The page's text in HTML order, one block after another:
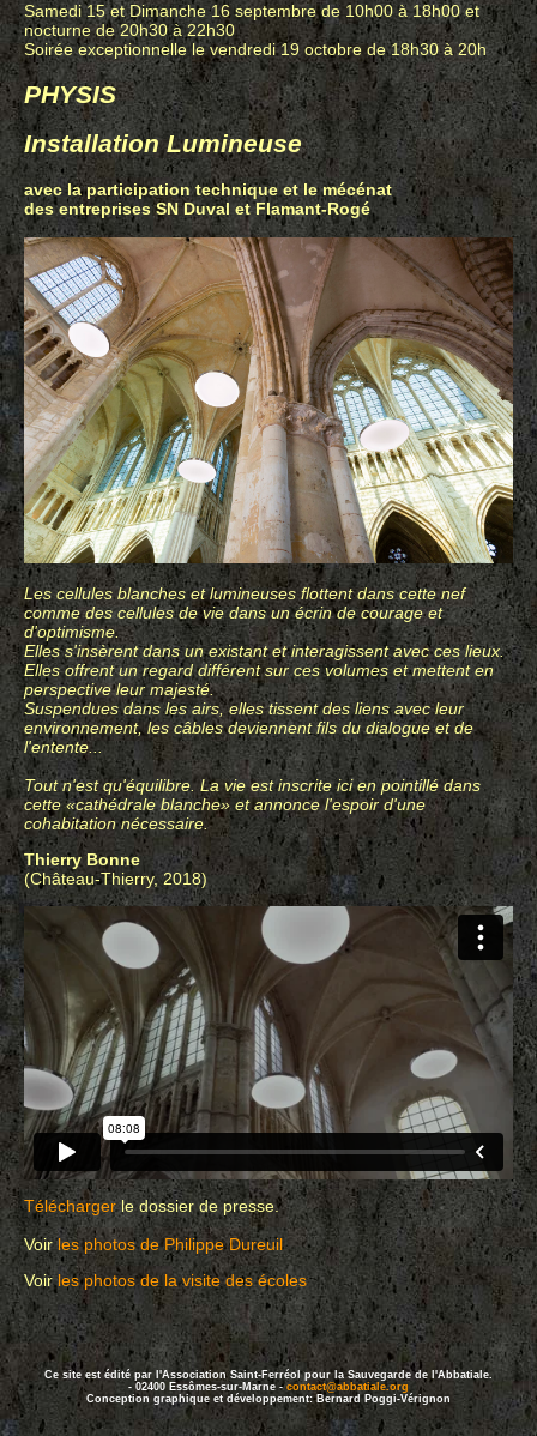
Samedi 15 et Dimanche 16 septembre de 10h00 à 18h00 et
nocturne de 20h30 à 22h30
Soirée exceptionnelle le vendredi 19 octobre de 18h30 à 20h
PHYSIS
Installation Lumineuse
avec la participation technique et le mécénat
des entreprises SN Duval et Flamant-Rogé
Les cellules blanches et lumineuses flottent dans cette nef
comme des cellules de vie dans un écrin de courage et
d'optimisme.
Elles s'insèrent dans un existant et interagissent avec ces lieux.
Elles offrent un regard différent sur ces volumes et mettent en
perspective leur majesté.
Suspendues dans les airs, elles tissent des liens avec leur
environnement, les câbles deviennent fils du dialogue et de
l'entente...
Tout n'est qu'équilibre. La vie est inscrite ici en pointillé dans
cette «cathédrale blanche» et annonce l'espoir d'une
cohabitation nécessaire.
Thierry Bonne
(Château-Thierry, 2018)
Téléchargerle dossier de presse.
Voirles photos de Philippe Dureuil
Voirles photos de la visite des écoles
Ce site est édité par l'Association Saint-Ferréol pour la Sauvegarde de l'Abbatiale.
- 02400 Essômes-sur-Marne -contact@abbatiale.org
Conception graphique et développement: Bernard Poggi-Vérignon